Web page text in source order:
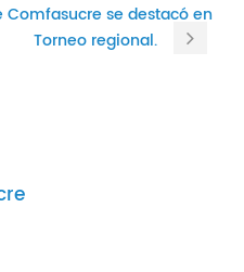
Comfasucre se destacó en
Torneo regional.